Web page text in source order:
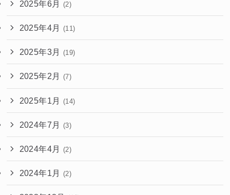
2025年6月 (2)
2025年4月 (11)
2025年3月 (19)
2025年2月 (7)
2025年1月 (14)
2024年7月 (3)
2024年4月 (2)
2024年1月 (2)